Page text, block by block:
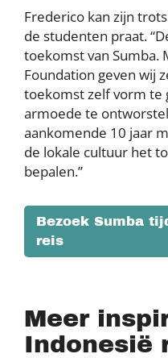
Frederico kan zijn
de studenten praat.
toekomst van Sumba.
Foundation geven wij
toekomst zelf vorm te
armoede te
aankomende 10 jaar
de lokale cultuur het
bepalen.”
Bezoek Sumba
reis
Meer
Indonesië